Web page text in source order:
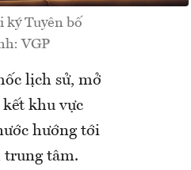
ký Tuyên bố
VGP
lịch sử, mở
khu vực
hướng tới
trung tâm.